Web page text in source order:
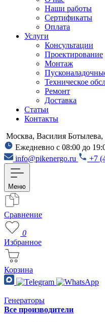
Наши работы
Сертификаты
Оплата
Услуги
Консультации
Проектирование
Монтаж
Техническое
Ремонт
Доставка
Статьи
Контакты
Москва, Василия Ботылева,
Ежедневно с 08:00 до
info@pikenergo.ru
+7
Меню
Сравнение
0
Избранное
Корзина
Генераторы
Все производители